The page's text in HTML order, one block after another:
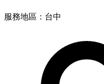
服務地區：台中